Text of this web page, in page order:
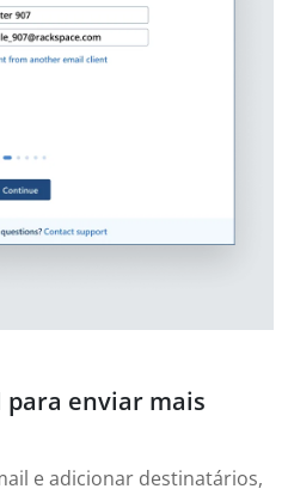
para enviar mais
e adicionar destinatários,